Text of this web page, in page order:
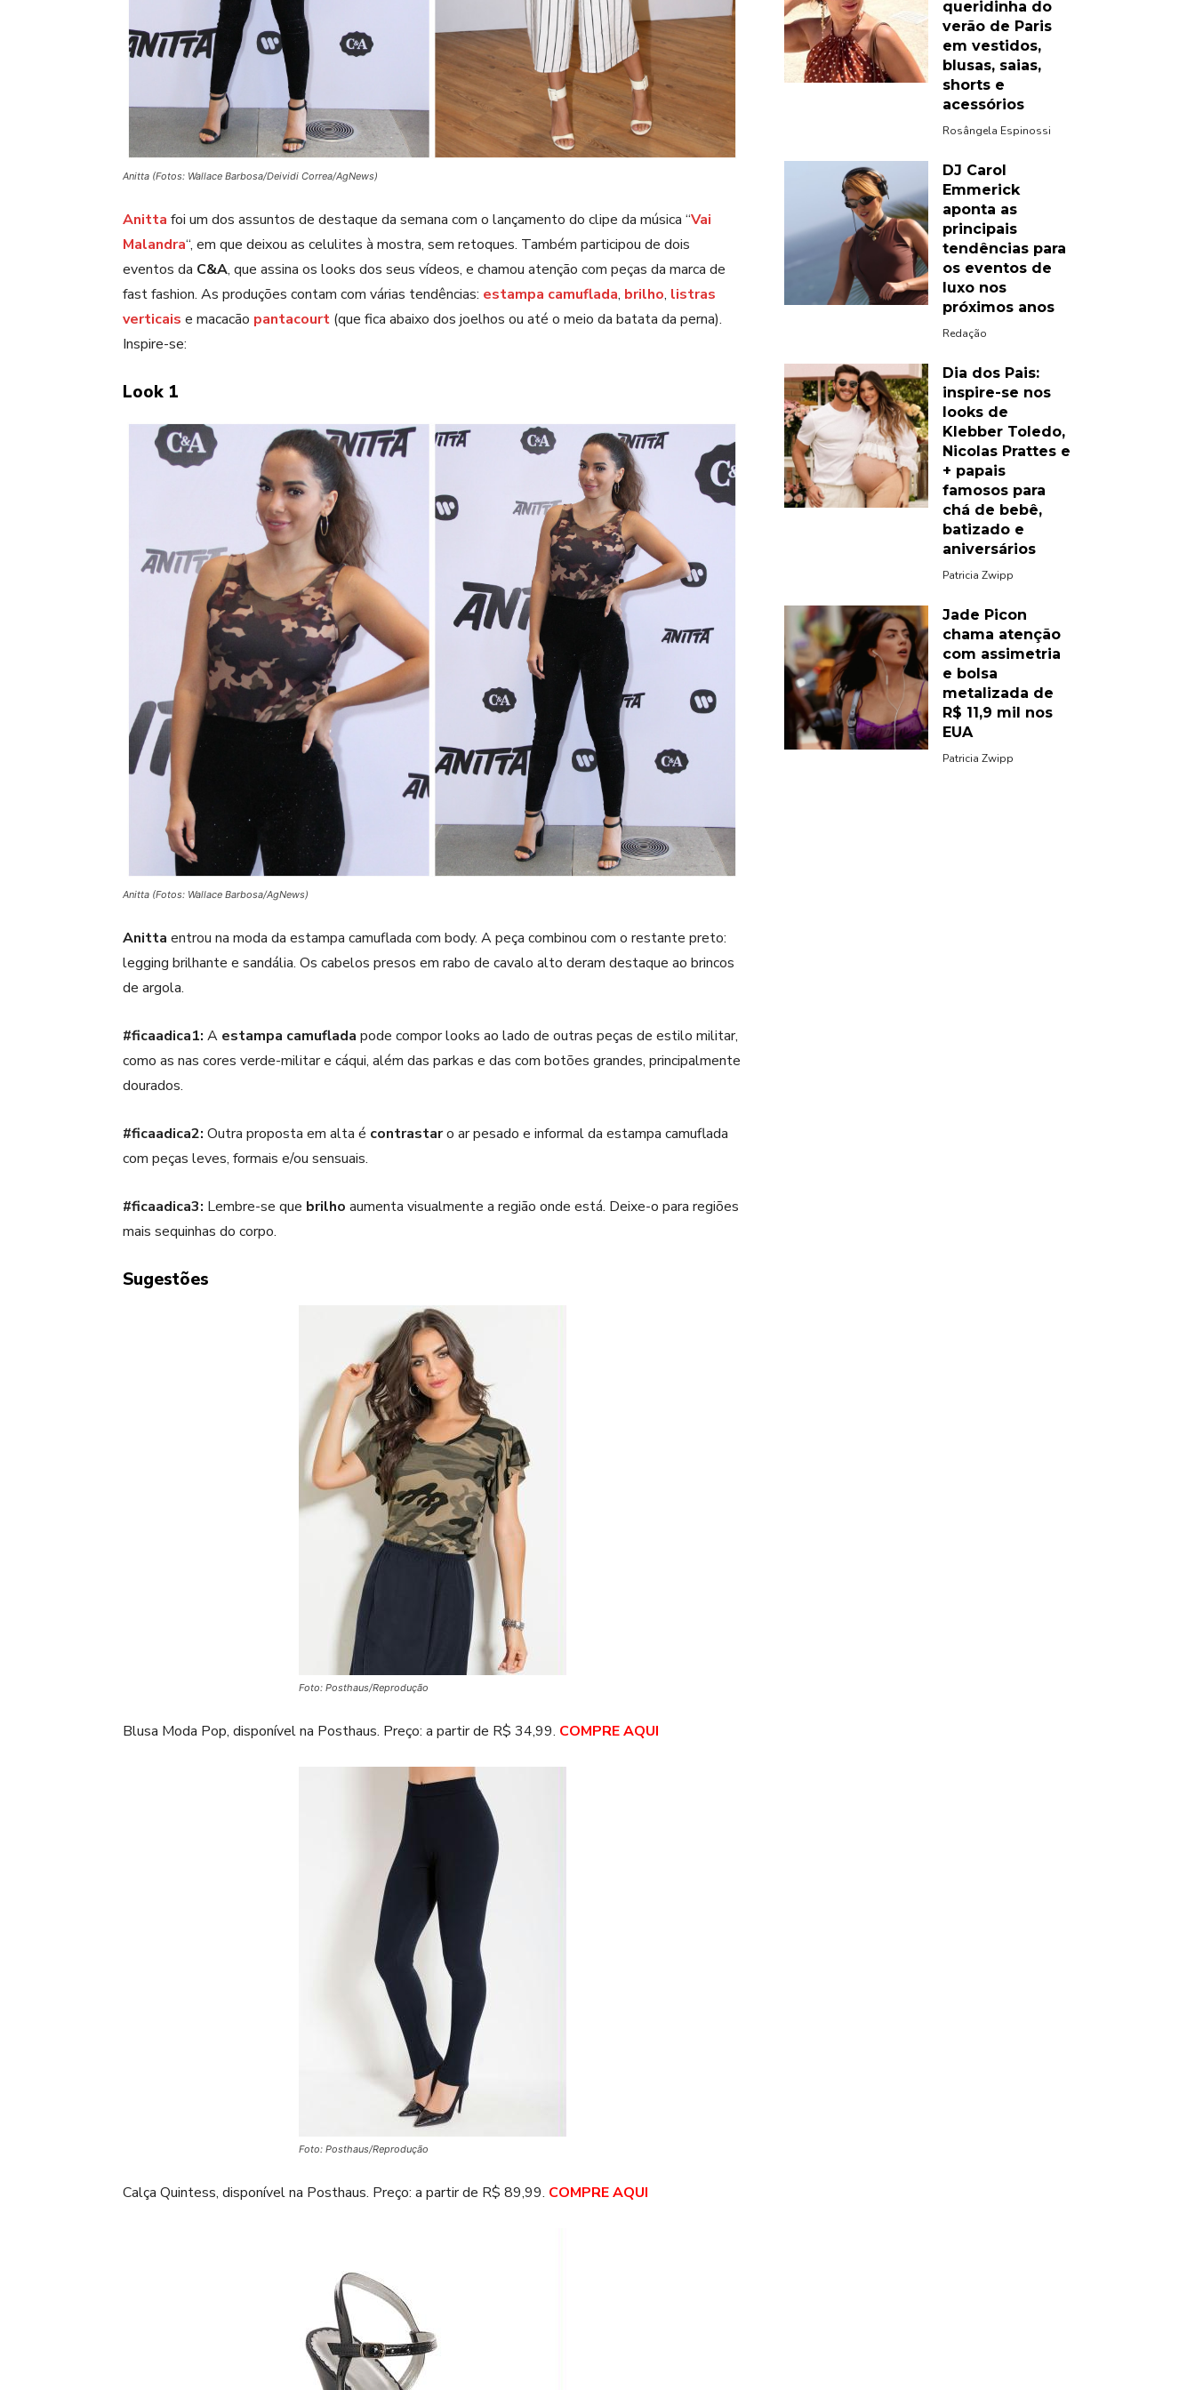
Anitta (Fotos: Wallace Barbosa/Deividi Correa/AgNews)
Anitta foi um dos assuntos de destaque da semana com o lançamento do clipe da música “Vai
Malandra“, em que deixou as celulites à mostra, sem retoques. Também participou de dois
eventos da C&A, que assina os looks dos seus vídeos, e chamou atenção com peças da marca de
fast fashion. As produções contam com várias tendências: estampa camuflada, brilho, listras
verticais e macacão pantacourt (que fica abaixo dos joelhos ou até o meio da batata da perna).
Inspire-se:
Look 1
Anitta (Fotos: Wallace Barbosa/AgNews)
Anitta entrou na moda da estampa camuflada com body. A peça combinou com o restante preto:
legging brilhante e sandália. Os cabelos presos em rabo de cavalo alto deram destaque ao brincos
de argola.
#ficaadica1: A estampa camuflada pode compor looks ao lado de outras peças de estilo militar,
como as nas cores verde-militar e cáqui, além das parkas e das com botões grandes, principalmente
dourados.
#ficaadica2: Outra proposta em alta é contrastaro ar pesado e informal da estampa camuflada
com peças leves, formais e/ou sensuais.
#ficaadica3: Lembre-se que brilho aumenta visualmente a região onde está. Deixe-o para regiões
mais sequinhas do corpo.
Sugestões
Foto: Posthaus/Reprodução
Blusa Moda Pop, disponível na Posthaus. Preço: a partir de R$ 34,99. COMPRE AQUI
Foto: Posthaus/Reprodução
Calça Quintess, disponível na Posthaus. Preço: a partir de R$ 89,99. COMPRE AQUI
queridinha do
verão de Paris
em vestidos,
blusas, saias,
shorts e
acessórios
Rosângela Espinossi
DJ Carol
Emmerick
aponta as
principais
tendências para
os eventos de
luxo nos
próximos anos
Redação
Dia dos Pais:
inspire-se nos
looks de
Klebber Toledo,
Nicolas Prattes e
+ papais
famosos para
chá de bebê,
batizado e
aniversários
Patricia Zwipp
Jade Picon
chama atenção
com assimetria
e bolsa
metalizada de
R$ 11,9 mil nos
EUA
Patricia Zwipp